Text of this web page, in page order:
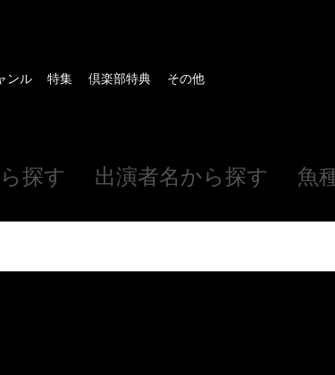
ンル 特集 倶楽部特典 その他
探す 出演者名から探す 魚